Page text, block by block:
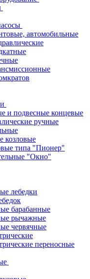
автомобильные
и подвесные концевые
ручные
козловые
типа "Пионер"
"Окно"
лебедки
барабанные
рычажные
червячные
переносные